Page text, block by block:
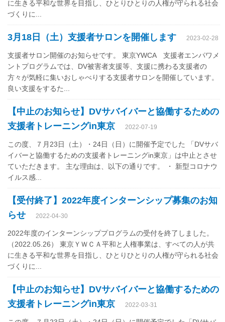
に生きる平和な世界を目指し、ひとりひとりの人権が守られる社会
づくりに...
3月18日（土）支援者サロンを開催します 2023-02-28
支援者サロン開催のお知らせです。 東京YWCA 支援者エンパワメ
ントプログラムでは、DV被害者支援等、支援に携わる支援者の
方々が気軽に集いおしゃべりする支援者サロンを開催しています。
良い支援をするた...
【中止のお知らせ】DVサバイバーと協働するための
支援者トレーニングin東京
2022-07-19
この度、７月23日（土）・24日（日）に開催予定でした 「DVサバ
イバーと協働するための支援者トレーニングin東京」は中止とさせ
ていただきます。 主な理由は、以下の通りです。 ・ 新型コロナウ
イルス感...
【受付終了】2022年度インターンシップ募集のお知
らせ
2022-04-30
2022年度のインターンシッププログラムの受付を終了しました。
（2022.05.26） 東京ＹＷＣＡ平和と人権事業は、すべての人が共
に生きる平和な世界を目指し、ひとりひとりの人権が守られる社会
づくりに...
【中止のお知らせ】DVサバイバーと協働するための
支援者トレーニングin東京
2022-03-31